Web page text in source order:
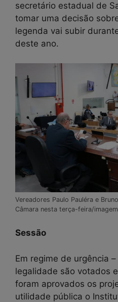
secretário estadual de
tomar uma decisão
legenda vai subir
deste ano.
Vereadores Paulo Pauléra e
Câmara nesta terça-feira/
Sessão
Em regime de urgência
legalidade são votados
foram aprovados os
utilidade pública o